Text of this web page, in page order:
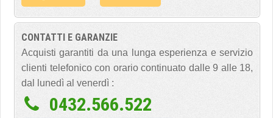
CONTATTI E GARANZIE
Acquisti garantiti da una lunga esperienza e servizio
clienti telefonico con orario continuato dalle 9 alle 18,
dal lunedì al venerdì :
0432.566.522